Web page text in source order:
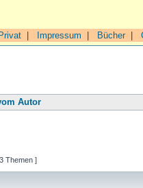
Privat Impressum Bücher|
Autor
Themen ]